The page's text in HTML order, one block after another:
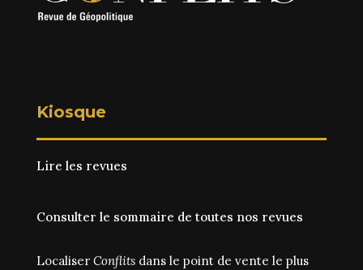
Kiosque
Lire les revues
Consulter le sommaire de toutes nos revues
Localiser Conflitsdans le point de vente le plus